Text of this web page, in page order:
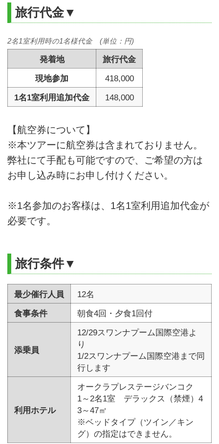
旅行代金▼
発着地
旅行代金
現地参加
418,000
1名1室利用追加代金
148,000
2名1室利用時の1名様代金 (単位：円)
【航空券について】
※本ツアーに航空券は含まれておりません。
弊社にて手配も可能ですので、ご希望の方は
お申し込み時にお申し付けください。
※1名参加のお客様は、1名1室利用追加代金が
必要です。
旅行条件▼
最少催行人員
12名
食事条件
朝食4回・夕食1回付
添乗員
12/29スワンナプーム国際空港よ
り
1/2スワンナプーム国際空港まで同
行します
利用ホテル
オークラプレステージバンコク
1～2名1室 デラックス（禁煙）4
3～47㎡
※ベッドタイプ（ツイン／キン
グ）の指定はできません。